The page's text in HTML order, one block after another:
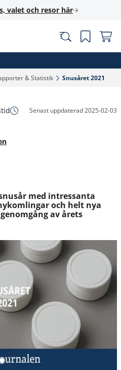
valet och resor här
& Statistik‎ Snusåret 2021‎
Senast uppdaterad2025-02-03
med intressanta
och helt nya
av årets